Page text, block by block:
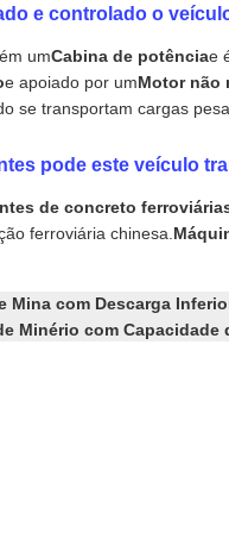
e controlado o
umCabina de potênciae
e apoiado por umMotor não
se transportam cargas
pode este veículo
de concreto
ferroviária chinesa.
Mina com Descarga
Minério com Capacidade